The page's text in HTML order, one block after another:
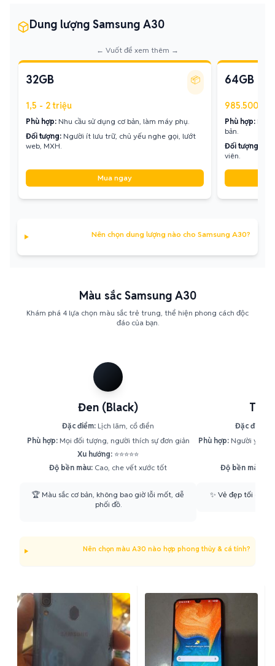
Dung lượng Samsung A30
← Vuốt để xem thêm →
32GB 📦
1,5 - 2 triệu
Phù hợp: Nhu cầu sử dụng cơ bản, làm máy phụ.
Đối tượng: Người ít lưu trữ, chủ yếu nghe gọi, lướt
web, MXH.
Mua ngay
64GB
985.500 đ -
Phù hợp:
bản.
Đối tượng:
viên.
Nên chọn dung lượng nào cho Samsung A30?
Màu sắc Samsung A30
Khám phá 4 lựa chọn màu sắc trẻ trung, thể hiện phong cách độc
đáo của bạn.
Đen (Black)
Đặc điểm: Lịch lãm, cổ điển
Phù hợp:Mọi đối tượng, người thích sự đơn giản
Xu hướng: ⭐⭐⭐⭐⭐
Độ bền màu: Cao, che vết xước tốt
🏆 Màu sắc cơ bản, không bao giờ lỗi mốt, dễ
phối đồ.
Đặc điểm:
Phù hợp: Người yêu
Độ bền màu:
✨ Vẻ đẹp tối
Nên chọn màu A30 nào hợp phong thủy & cá tính?